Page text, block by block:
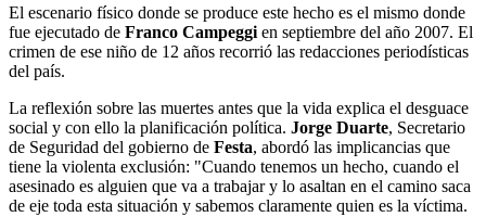
El escenario físico donde se produce este hecho es el mismo donde
fue ejecutado de Franco Campeggi en septiembre del año 2007. El
crimen de ese niño de 12 años recorrió las redacciones periodísticas
del país.
La reflexión sobre las muertes antes que la vida explica el desguace
social y con ello la planificación política. Jorge Duarte, Secretario
de Seguridad del gobierno de Festa, abordó las implicancias que
tiene la violenta exclusión: "Cuando tenemos un hecho, cuando el
asesinado es alguien que va a trabajar y lo asaltan en el camino saca
de eje toda esta situación y sabemos claramente quien es la víctima.